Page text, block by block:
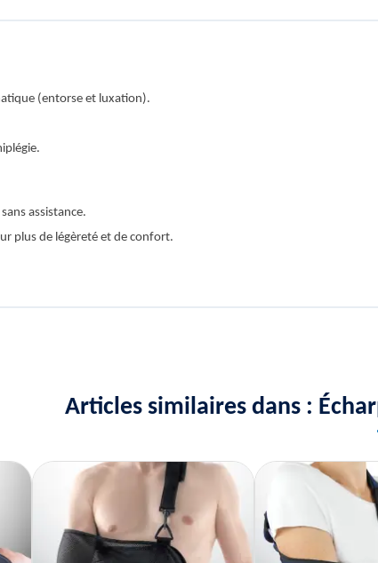
(entorse et luxation).
assistance.
plus de légèreté et de confort.
Articles similaires dans :